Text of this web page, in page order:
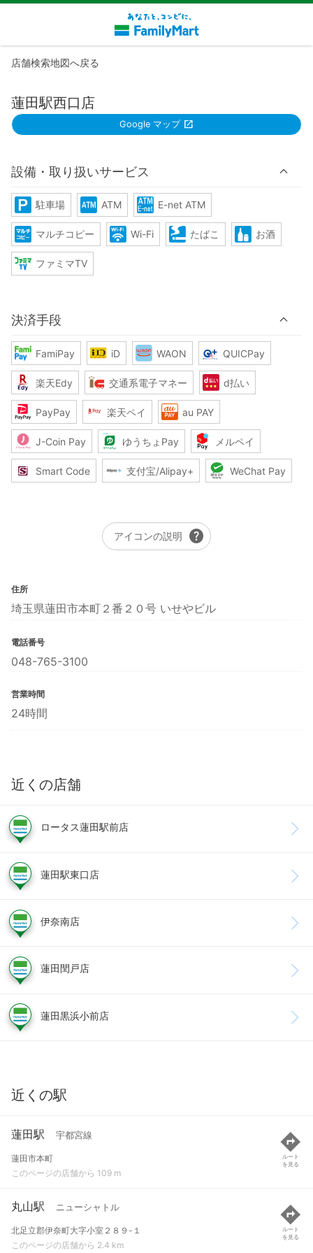
店舗検索地図へ戻る
蓮田駅西口店
Google マップ
設備・取り扱いサービス
駐車場 ATM E-net ATM
マルチコピー Wi-Fi たばこ お酒
ファミマTV
決済手段
FamiPay iD WAON QUICPay
楽天Edy 交通系電子マネー d払い
PayPay 楽天ペイ au PAY
J-Coin Pay ゆうちょPay メルペイ
Smart Code 支付宝/Alipay+ WeChat Pay
アイコンの説明 help
住所
埼玉県蓮田市本町２番２０号 いせやビル
電話番号
048-765-3100
営業時間
24時間
近くの店舗
ロータス蓮田駅前店
蓮田駅東口店
伊奈南店
蓮田閏戸店
蓮田黒浜小前店
近くの駅
蓮田駅 宇都宮線
蓮田市本町
このページの店舗から 109 m
ルート
を見る
丸山駅 ニューシャトル
北足立郡伊奈町大字小室２８９-１
このページの店舗から 2.4 km
ルート
を見る